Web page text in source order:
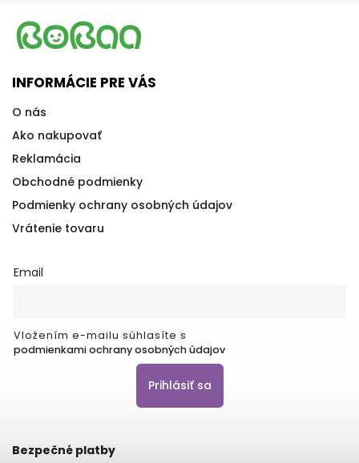
INFORMÁCIE PRE VÁS
O nás
Ako nakupovať
Reklamácia
Obchodné podmienky
Podmienky ochrany osobných údajov
Vrátenie tovaru
Email
Vložením e-mailu súhlasíte s
podmienkami ochrany osobných údajov
Prihlásiť sa
Bezpečné platby